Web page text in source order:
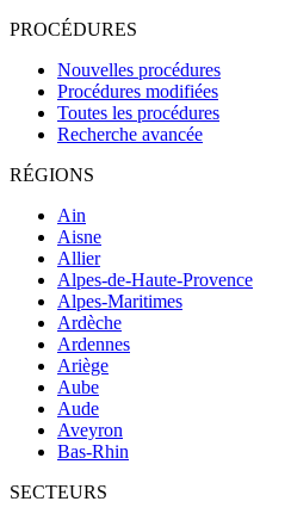
PROCÉDURES
Nouvelles procédures
Procédures modifiées
Toutes les procédures
Recherche avancée
RÉGIONS
Ain
Aisne
Allier
Alpes-de-Haute-Provence
Alpes-Maritimes
Ardèche
Ardennes
Ariège
Aube
Aude
Aveyron
Bas-Rhin
SECTEURS